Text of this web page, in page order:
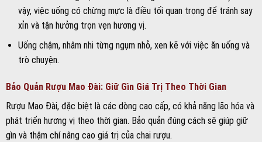
vậy, việc uống có chừng mực là điều tối quan trọng để tránh say
xỉn và tận hưởng trọn vẹn hương vị.
Uống chậm, nhâm nhi từng ngụm nhỏ, xen kẽ với việc ăn uống và
trò chuyện.
Bảo Quản Rượu Mao Đài: Giữ Gìn Giá Trị Theo Thời Gian
Rượu Mao Đài, đặc biệt là các dòng cao cấp, có khả năng lão hóa và
phát triển hương vị theo thời gian. Bảo quản đúng cách sẽ giúp giữ
gìn và thậm chí nâng cao giá trị của chai rượu.